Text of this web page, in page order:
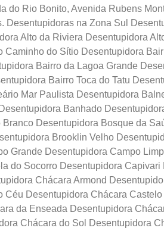
do Rio Bonito, Avenida Rubens
Desentupidoras na Zona Sul
Alto da Riviera Desentupidora
Caminho do Sítio Desentupidora
Bairro da Lagoa Grande
Bairro Toca do Tatu
Mar Paulista Desentupidora
Banhado
Branco Desentupidora Bosque da
Brooklin Velho
Grande Desentupidora Campo
do Socorro Desentupidora
Chácara Armond
Céu Desentupidora Chácara
da Enseada Desentupidora
Chácara do Sol Desentupidora